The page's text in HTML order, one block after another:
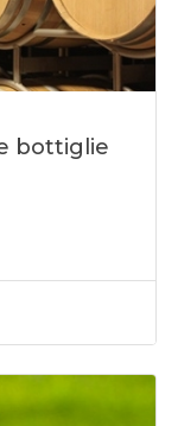
bottiglie